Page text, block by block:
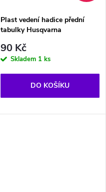
Plast vedení hadice přední
tabulky Husqvarna
90 Kč
Skladem 1 ks
DO KOŠÍKU